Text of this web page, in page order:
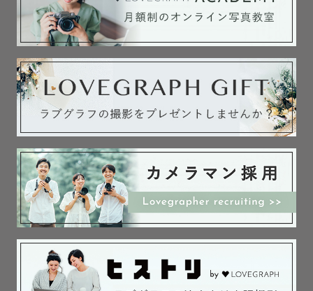
家族写真や記念撮影はもちろん、イベントや法人様向けの
撮影も対応可能です。
「温かさ」と「しっかり感」の両方を大切に、シーンに合
わせて撮影いたします。
安心して任せていただけるように、最後まで寄り添いなが
ら素敵な一枚をお届けします🌙
―――
✎ 撮影のジャンル
👪 ファミリー撮影
・お誕生日／お宮参り／お食い初め
・七五三／入園入学／卒園卒業
・マタニティ／日常フォト